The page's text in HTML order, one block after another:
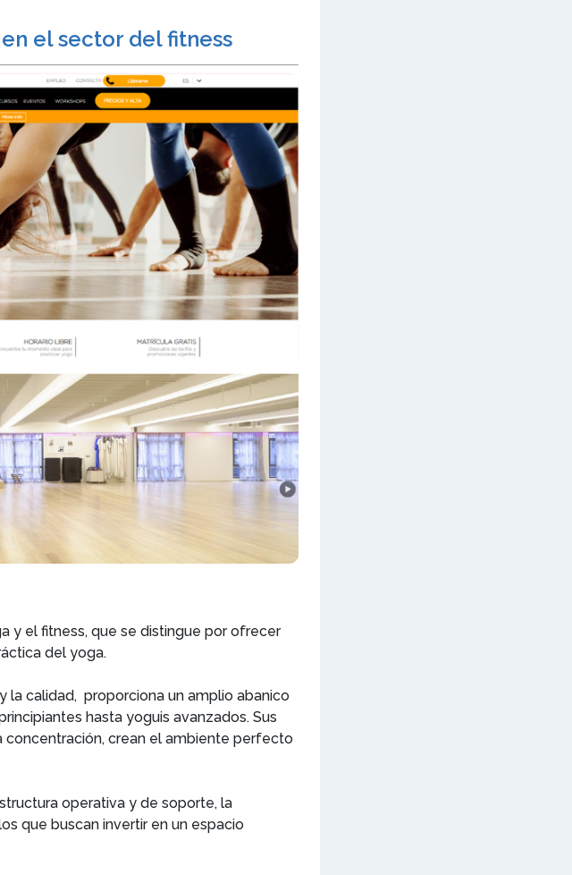
el sector del fitness
y el fitness, que se distingue por ofrecer
del yoga.
la calidad, proporciona un amplio abanico
hasta yoguis avanzados. Sus
concentración, crean el ambiente perfecto
operativa y de soporte, la
que buscan invertir en un espacio